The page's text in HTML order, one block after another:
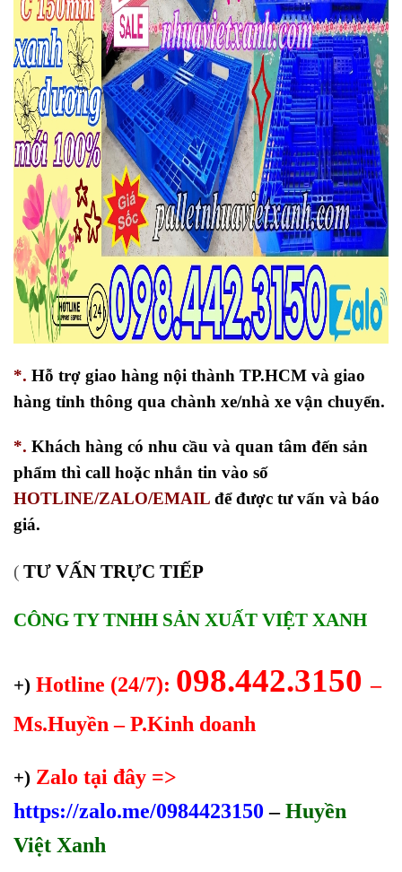
*. Hỗ trợ giao hàng nội thành TP.HCM và giao
hàng tỉnh thông qua chành xe/nhà xe vận chuyển.
*. Khách hàng có nhu cầu và quan tâm đến sản
phẩm thì call hoặc nhắn tin vào số
HOTLINE/ZALO/EMAIL để được tư vấn và báo
giá.
( TƯ VẤN TRỰC TIẾP
CÔNG TY TNHH SẢN XUẤT VIỆT XANH
+) Hotline (24/7): 098.442.3150–
Ms.Huyền – P.Kinh doanh
+) Zalo tại đây =>
https://zalo.me/0984423150 –Huyền
Việt Xanh